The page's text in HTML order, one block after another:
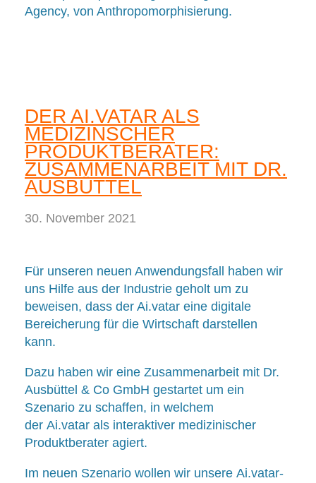
Agency, von Anthropomorphisierung.
DER AI.VATAR ALS
MEDIZINSCHER
PRODUKTBERATER:
ZUSAMMENARBEIT MIT DR.
AUSBÜTTEL
30. November 2021
Für unseren neuen Anwendungsfall haben wir
uns Hilfe aus der Industrie geholt um zu
beweisen, dass der Ai.vatar eine digitale
Bereicherung für die Wirtschaft darstellen
kann.
Dazu haben wir eine Zusammenarbeit mit Dr.
Ausbüttel & Co GmbH gestartet um ein
Szenario zu schaffen, in welchem
der Ai.vatar als interaktiver medizinischer
Produktberater agiert.
Im neuen Szenario wollen wir unsere Ai.vatar-